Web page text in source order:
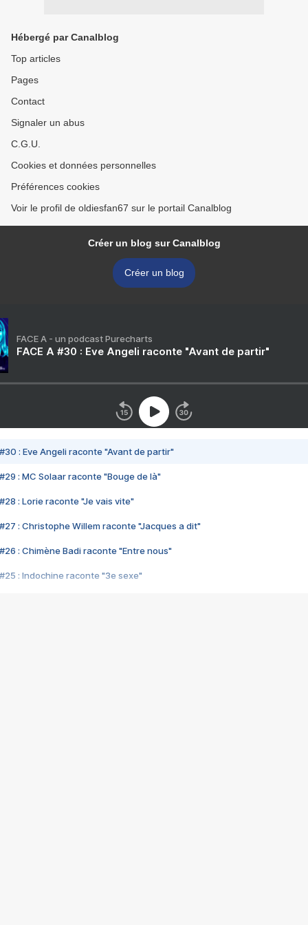
Hébergé par Canalblog
Top articles
Pages
Contact
Signaler un abus
C.G.U.
Cookies et données personnelles
Préférences cookies
Voir le profil de oldiesfan67 sur le portail Canalblog
Créer un blog sur Canalblog
Créer un blog
FACE A - un podcast Purecharts
FACE A #30 : Eve Angeli raconte "Avant de partir"
#30 : Eve Angeli raconte "Avant de partir"
#29 : MC Solaar raconte "Bouge de là"
#28 : Lorie raconte "Je vais vite"
#27 : Christophe Willem raconte "Jacques a dit"
#26 : Chimène Badi raconte "Entre nous"
#25 : Indochine raconte "3e sexe"